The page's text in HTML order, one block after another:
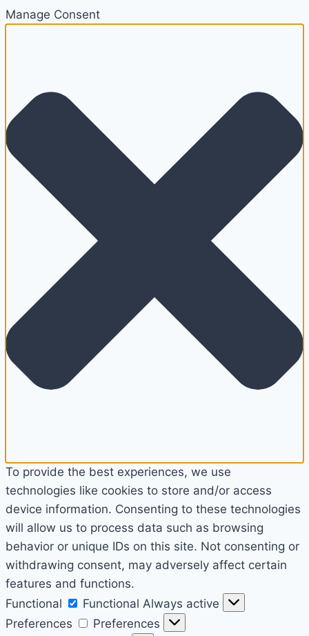
Manage Consent
To provide the best experiences, we use
technologies like cookies to store and/or access
device information. Consenting to these technologies
will allow us to process data such as browsing
behavior or unique IDs on this site. Not consenting or
withdrawing consent, may adversely affect certain
features and functions.
Functional
Functional Always active
Preferences
Preferences